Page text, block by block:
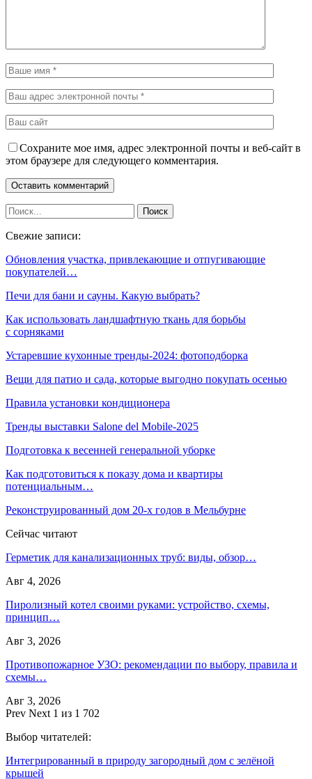
Сохраните мое имя, адрес электронной почты и веб-сайт в
этом браузере для следующего комментария.
Свежие записи:
Обновления участка, привлекающие и отпугивающие
покупателей…
Печи для бани и сауны. Какую выбрать?
Как использовать ландшафтную ткань для борьбы
с сорняками
Устаревшие кухонные тренды-2024: фотоподборка
Вещи для патио и сада, которые выгодно покупать осенью
Правила установки кондиционера
Тренды выставки Salone del Mobile-2025
Подготовка к весенней генеральной уборке
Как подготовиться к показу дома и квартиры
потенциальным…
Реконструированный дом 20-х годов в Мельбурне
Сейчас читают
Герметик для канализационных труб: виды, обзор…
Авг 4, 2026
Пиролизный котел своими руками: устройство, схемы,
принцип…
Авг 3, 2026
Противопожарное УЗО: рекомендации по выбору, правила и
схемы…
Авг 3, 2026
Prev Next 1 из 1 702
Выбор читателей:
Интегрированный в природу загородный дом с зелёной
крышей